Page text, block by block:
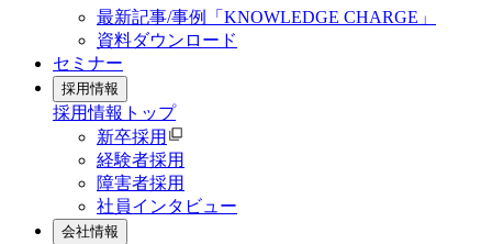
最新記事/事例「KNOWLEDGE CHARGE」
資料ダウンロード
セミナー
採用情報
採用情報 トップ
新卒採用
経験者採用
障害者採用
社員インタビュー
会社情報